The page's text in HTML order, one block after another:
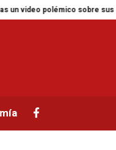
polémico sobre sus nietas